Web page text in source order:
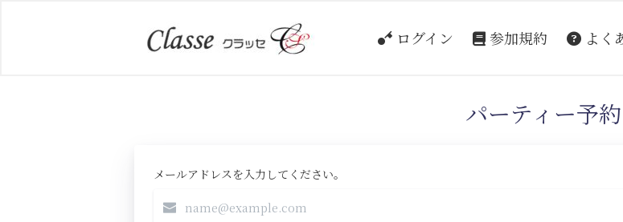
ログイン 参加規約 よく
パーティー予約
メールアドレスを入力してください。